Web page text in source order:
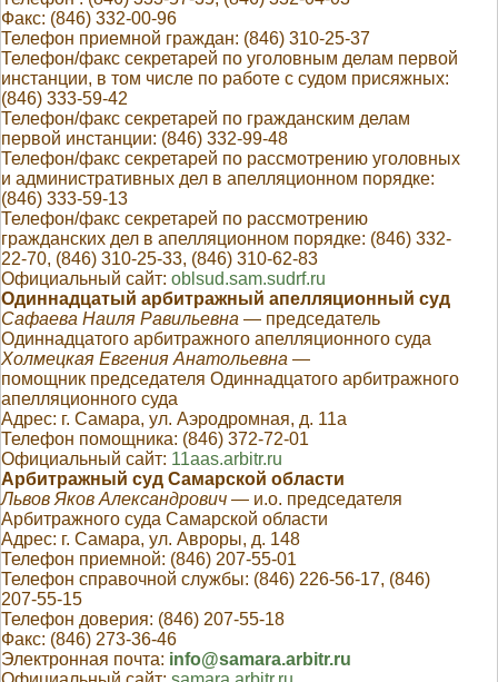
Факс: (846) 332-00-96
Телефон приемной граждан: (846) 310-25-37
Телефон/факс секретарей по уголовным делам первой
инстанции, в том числе по работе с судом присяжных:
(846) 333-59-42
Телефон/факс секретарей по гражданским делам
первой инстанции: (846) 332-99-48
Телефон/факс секретарей по рассмотрению уголовных
и административных дел в апелляционном порядке:
(846) 333-59-13
Телефон/факс секретарей по рассмотрению
гражданских дел в апелляционном порядке: (846) 332-
22-70, (846) 310-25-33, (846) 310-62-83
Официальный сайт: oblsud.sam.sudrf.ru
Одиннадцатый арбитражный апелляционный суд
Сафаева Наиля Равильевна — председатель
Одиннадцатого арбитражного апелляционного суда
Холмецкая Евгения Анатольевна —
помощник председателя Одиннадцатого арбитражного
апелляционного суда
Адрес: г. Самара, ул. Аэродромная, д. 11а
Телефон помощника: (846) 372-72-01
Официальный сайт: 11aas.arbitr.ru
Арбитражный суд Самарской области
Львов Яков Александрович — и.о. председателя
Арбитражного суда Самарской области
Адрес: г. Самара, ул. Авроры, д. 148
Телефон приемной: (846) 207-55-01
Телефон справочной службы: (846) 226-56-17, (846)
207-55-15
Телефон доверия: (846) 207-55-18
Факс: (846) 273-36-46
Электронная почта: info@samara.arbitr.ru